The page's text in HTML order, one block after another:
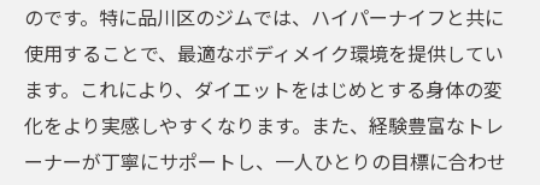
のです。特に品川区のジムでは、ハイパーナイフと共に
使用することで、最適なボディメイク環境を提供してい
ます。これにより、ダイエットをはじめとする身体の変
化をより実感しやすくなります。また、経験豊富なトレ
ーナーが丁寧にサポートし、一人ひとりの目標に合わせ